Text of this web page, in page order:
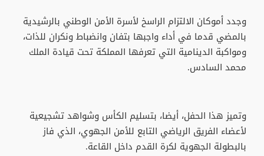
وجدد أموكان الالتزام الراسخ لأسرة الأمن الوطني بالرشيدية
بالمضي قدما في أداء واجبها بتفان وانضباط ونكران للذات،
ومواكبة الدينامية التي تعرفها المملكة تحت قيادة الملك
محمد السادس.
وتميز هذا الحفل، أيضا، بتسليم الكأس وشواهد تشجيعية
لأعضاء الفريق الرياضي التابع للأمن الجهوي، الذي فاز
بالبطولة الجهوية لكرة القدم داخل القاعة.